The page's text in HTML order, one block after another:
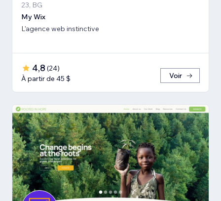
23, BG
My Wix
L'agence web instinctive
4,8 (24)
À partir de 45 $
Voir